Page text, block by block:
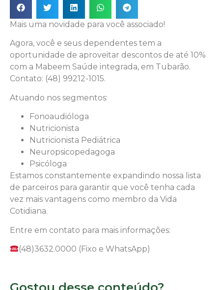
Mais uma novidade para você associado!
Agora, você e seus dependentes tem a
oportunidade de aproveitar descontos de até 10%
com a Mabeem Saúde integrada, em Tubarão.
Contato: (48) 99212-1015.
Atuando nos segmentos:
Fonoaudióloga
Nutricionista
Nutricionista Pediátrica
Neuropsicopedagoga
Psicóloga
Estamos constantemente expandindo nossa lista
de parceiros para garantir que você tenha cada
vez mais vantagens como membro da Vida
Cotidiana.
Entre em contato para mais informações:
(48)3632.0000 (Fixo e WhatsApp)